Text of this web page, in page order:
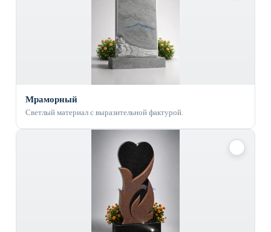
Мраморный
Светлый материал с выразительной фактурой.